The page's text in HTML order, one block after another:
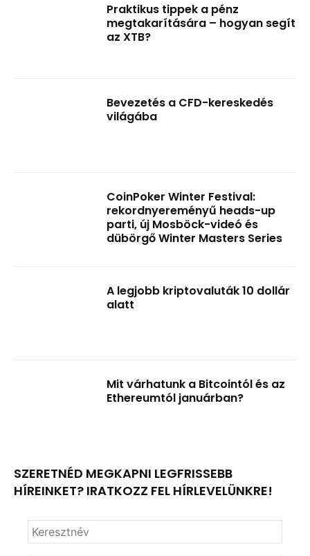
Praktikus tippek a pénz
megtakarítására – hogyan segít
az XTB?
Bevezetés a CFD-kereskedés
világába
CoinPoker Winter Festival:
rekordnyereményű heads-up
parti, új Mosböck-videó és
dübörgő Winter Masters Series
A legjobb kriptovaluták 10 dollár
alatt
Mit várhatunk a Bitcointól és az
Ethereumtól januárban?
SZERETNÉD MEGKAPNI LEGFRISSEBB
HÍREINKET? IRATKOZZ FEL HÍRLEVELÜNKRE!